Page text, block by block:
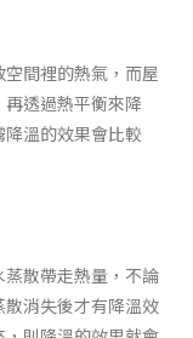
間裡的熱氣，而屋
透過熱平衡來降
溫的效果會比較
散帶走熱量，不論
消失後才有降溫效